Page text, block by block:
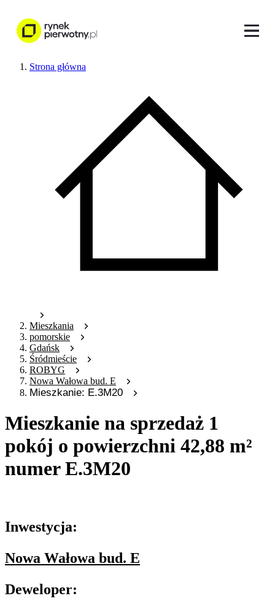
Strona główna
Mieszkania
pomorskie
Gdańsk
Śródmieście
ROBYG
Nowa Wałowa bud. E
Mieszkanie: E.3M20
Mieszkanie na sprzedaż 1
pokój o powierzchni 42,88 m²
numer E.3M20
Inwestycja:
Nowa Wałowa bud. E
Deweloper: